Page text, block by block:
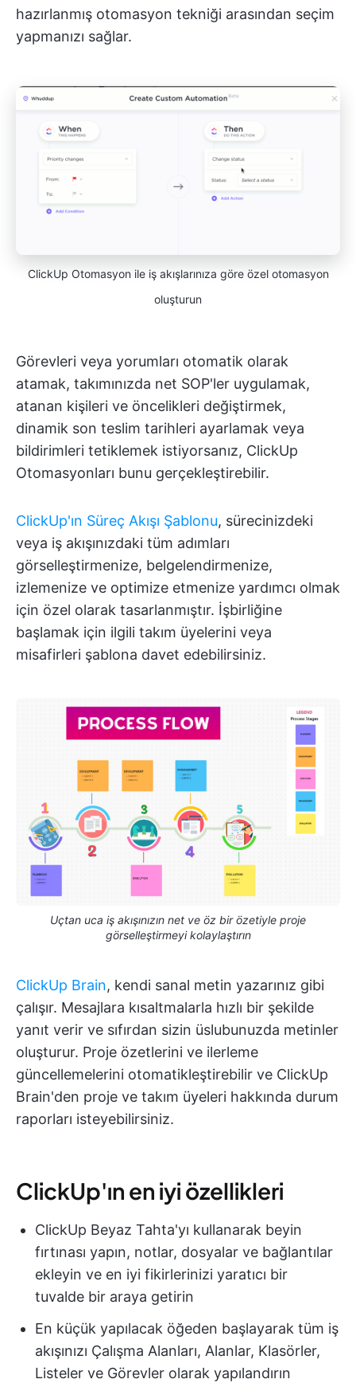
hazırlanmış otomasyon tekniği arasından seçim
yapmanızı sağlar.
ClickUp Otomasyon ile iş akışlarınıza göre özel otomasyon
oluşturun
Görevleri veya yorumları otomatik olarak
atamak, takımınızda net SOP'ler uygulamak,
atanan kişileri ve öncelikleri değiştirmek,
dinamik son teslim tarihleri ayarlamak veya
bildirimleri tetiklemek istiyorsanız, ClickUp
Otomasyonları bunu gerçekleştirebilir.
ClickUp'ın Süreç Akışı Şablonu, sürecinizdeki
veya iş akışınızdaki tüm adımları
görselleştirmenize, belgelendirmenize,
izlemenize ve optimize etmenize yardımcı olmak
için özel olarak tasarlanmıştır. İşbirliğine
başlamak için ilgili takım üyelerini veya
misafirleri şablona davet edebilirsiniz.
Uçtan uca iş akışınızın net ve öz bir özetiyle proje
görselleştirmeyi kolaylaştırın
ClickUp Brain, kendi sanal metin yazarınız gibi
çalışır. Mesajlara kısaltmalarla hızlı bir şekilde
yanıt verir ve sıfırdan sizin üslubunuzda metinler
oluşturur. Proje özetlerini ve ilerleme
güncellemelerini otomatikleştirebilir ve ClickUp
Brain'den proje ve takım üyeleri hakkında durum
raporları isteyebilirsiniz.
ClickUp'ın en iyi özellikleri
ClickUp Beyaz Tahta'yı kullanarak beyin
fırtınası yapın, notlar, dosyalar ve bağlantılar
ekleyin ve en iyi fikirlerinizi yaratıcı bir
tuvalde bir araya getirin
En küçük yapılacak öğeden başlayarak tüm iş
akışınızı Çalışma Alanları, Alanlar, Klasörler,
Listeler ve Görevler olarak yapılandırın